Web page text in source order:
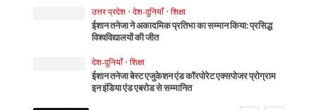
उत्तर प्रदेश • देश-दुनियाँ • शिक्षा
ईशान तनेजा ने अकादमिक प्रतिभा का सम्मान किया: प्रसिद्ध
विश्वविद्यालयों की जीत
देश-दुनियाँ • शिक्षा
ईशान तनेजा बेस्ट एजुकेशन एंड कॉरपोरेट एक्सपोजर प्रोग्राम
इन इंडिया एंड एबरोड से सम्मानित